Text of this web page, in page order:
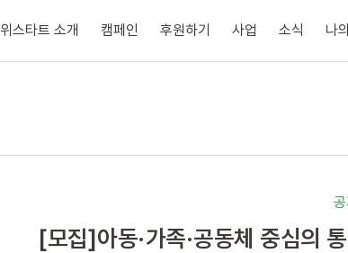
위스타트 소개 캠페인 후원하기 사업 소식 나
[모집]아동·가족·공동체 중심의